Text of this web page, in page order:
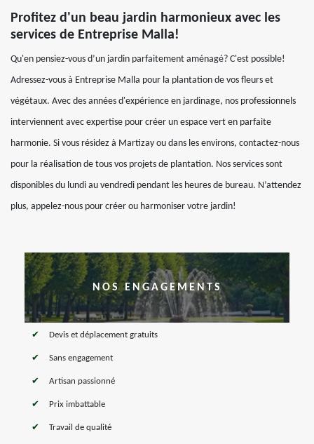
Profitez d'un beau jardin harmonieux avec les
services de Entreprise Malla!
Qu'en pensiez-vous d’un jardin parfaitement aménagé? C'est possible!
Adressez-vous à Entreprise Malla pour la plantation de vos fleurs et
végétaux. Avec des années d'expérience en jardinage, nos professionnels
interviennent avec expertise pour créer un espace vert en parfaite
harmonie. Si vous résidez à Martizay ou dans les environs, contactez-nous
pour la réalisation de tous vos projets de plantation. Nos services sont
disponibles du lundi au vendredi pendant les heures de bureau. N’attendez
plus, appelez-nous pour créer ou harmoniser votre jardin!
NOS ENGAGEMENTS
Devis et déplacement gratuits
Sans engagement
Artisan passionné
Prix imbattable
Travail de qualité